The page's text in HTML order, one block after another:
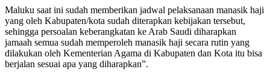
Maluku saat ini sudah memberikan jadwal pelaksanaan manasik haji
yang oleh Kabupaten/kota sudah diterapkan kebijakan tersebut,
sehingga persoalan keberangkatan ke Arab Saudi diharapkan
jamaah semua sudah memperoleh manasik haji secara rutin yang
dilakukan oleh Kementerian Agama di Kabupaten dan Kota itu bisa
berjalan sesuai apa yang diharapkan”.